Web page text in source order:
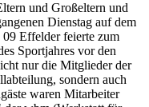
und Großeltern und
Dienstag auf dem
Effelder feierte zum
Sportjahres vor den
nur die Mitglieder der
sondern auch
waren Mitarbeiter